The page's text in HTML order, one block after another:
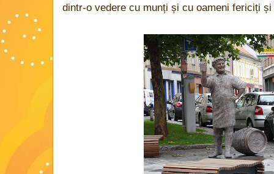
dintr-o vedere cu munți și cu oameni fericiți